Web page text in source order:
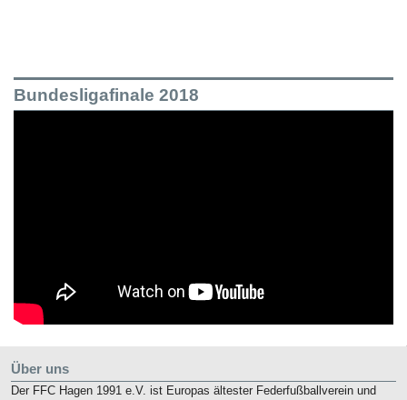
Bundesligafinale 2018
Über uns
Der FFC Hagen 1991 e.V. ist Europas ältester Federfußballverein und